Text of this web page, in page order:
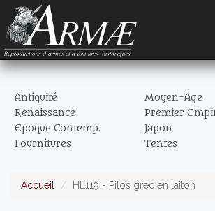
Antiquité
Moyen-Age
Renaissance
Premier
Epoque Contemp.
Japon
Fournitures
Tentes
Accueil HL119 - Pilos grec en laiton